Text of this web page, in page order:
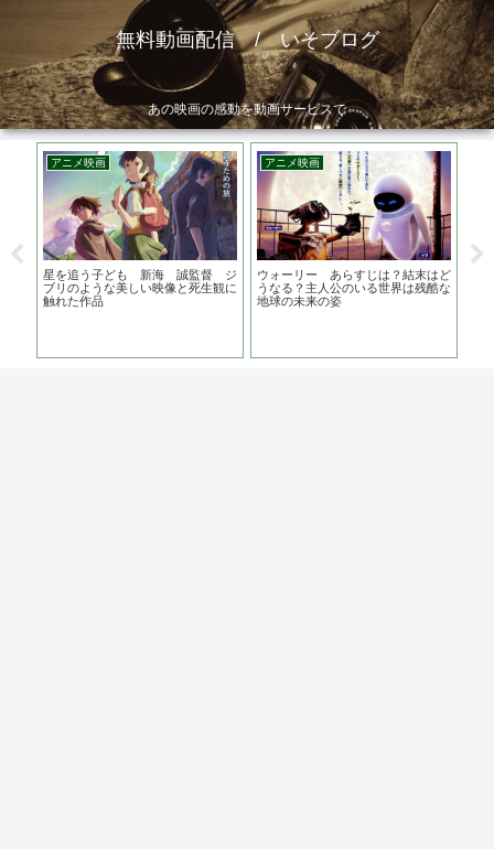
無料動画配信 / いそブログ
あの映画の感動を動画サービスで
アニメ映画
星を追う子ども 新海 誠監督 ジ
ブリのような美しい映像と死生観に
触れた作品
アニメ映画
ウォーリー あらすじは？結末はど
うなる？主人公のいる世界は残酷な
地球の未来の姿